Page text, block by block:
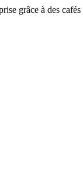
grâce à des cafés